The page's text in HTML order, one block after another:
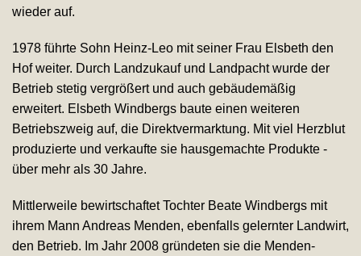
wieder auf.
1978 führte Sohn Heinz-Leo mit seiner Frau Elsbeth den
Hof weiter. Durch Landzukauf und Landpacht wurde der
Betrieb stetig vergrößert und auch gebäudemäßig
erweitert. Elsbeth Windbergs baute einen weiteren
Betriebszweig auf, die Direktvermarktung. Mit viel Herzblut
produzierte und verkaufte sie hausgemachte Produkte -
über mehr als 30 Jahre.
Mittlerweile bewirtschaftet Tochter Beate Windbergs mit
ihrem Mann Andreas Menden, ebenfalls gelernter Landwirt,
den Betrieb. Im Jahr 2008 gründeten sie die Menden-